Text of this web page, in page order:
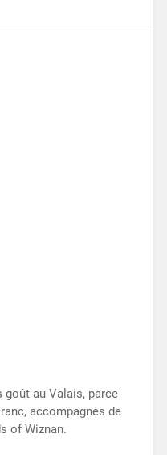
goût au Valais, parce
accompagnés de
of Wiznan.